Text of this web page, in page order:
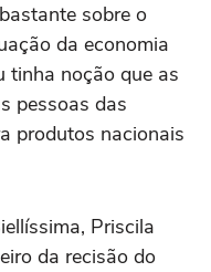
sobre o
da economia
tinha noção que as
pessoas das
produtos nacionais
Priscila
da recisão do